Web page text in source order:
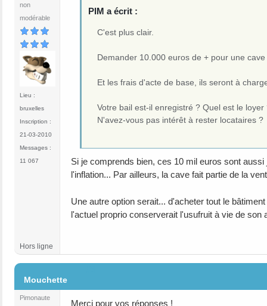
non
modérable
Lieu :
bruxelles
Inscription :
21-03-2010
Messages :
11 067
PIM a écrit :
C'est plus clair.
Demander 10.000 euros de + pour une
Et les frais d'acte de base, ils seront à
Votre bail est-il enregistré ? Quel est le loyer
N'avez-vous pas intérêt à rester locataires ?
Si je comprends bien, ces 10 mil euros sont
l'inflation... Par ailleurs, la cave fait partie de la
Une autre option serait... d'acheter tout le
l'actuel proprio conserverait l'usufruit à vie de son
Hors ligne
Mouchette
Pimonaute
Merci pour vos réponses !